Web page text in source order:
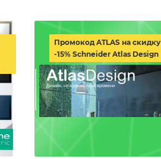
Промокод ATLAS на скидку
-15% Schneider Atlas Design